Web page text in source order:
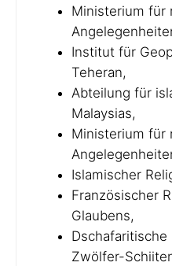
Ministerium für
Institut für
Teheran,
Abteilung für
Malaysias,
Ministerium für
Islamischer
Französischer
Glaubens,
Zwölfer-